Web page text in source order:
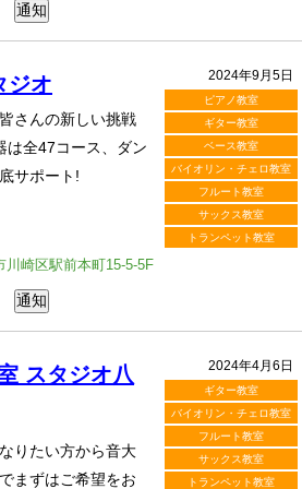
2024年9月5日
ピアノ教室
ギター教室
ベース教室
バイオリン・チェロ教室
フルート教室
サックス教室
トランペット教室
ジオ
さんの新しい挑戦
は全47コース、ダン
サポート!
崎区駅前本町15-5-5F
2024年4月6日
ギター教室
バイオリン・チェロ教室
フルート教室
サックス教室
トランペット教室
スタジオ八
りたい方から音大
まずはご希望をお